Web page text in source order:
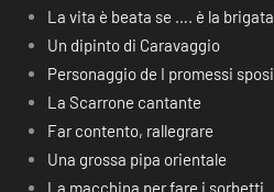
La vita è beata se …. è la brigata
Un dipinto di Caravaggio
Personaggio de I promessi sposi
La Scarrone cantante
Far contento, rallegrare
Una grossa pipa orientale
La macchina per fare i sorbetti